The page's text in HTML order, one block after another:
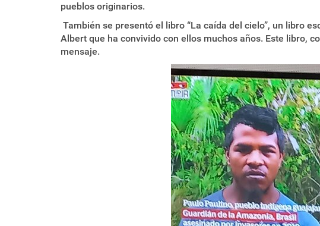
pueblos originarios.
También se presentó el libro “La caída del cielo”, un libro
Albert que ha convivido con ellos muchos años. Este libro,
mensaje.